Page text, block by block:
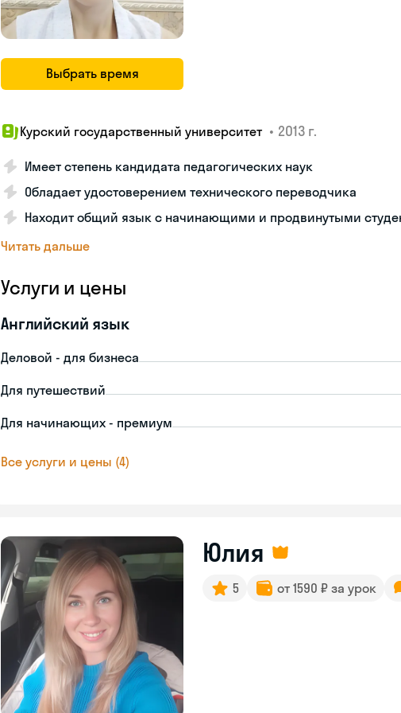
Выбрать время
Курский государственный университет • 2013 г.
Имеет степень кандидата педагогических наук
Обладает удостоверением технического переводчика
Находит общий язык с начинающими и продвинутыми
Читать дальше
Услуги и цены
Английский язык
Деловой - для бизнеса
Для путешествий
Для начинающих - премиум
Все услуги и цены (4)
Юлия
5 от 1590 ₽ за урок